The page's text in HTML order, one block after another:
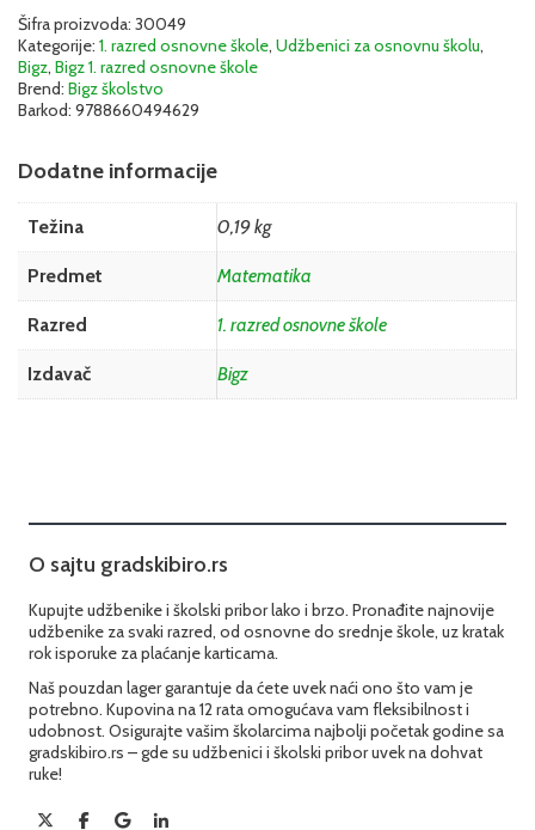
Šifra proizvoda: 30049
Kategorije: 1. razred osnovne škole, Udžbenici za osnovnu školu,
Bigz, Bigz 1. razred osnovne škole
Brend: Bigz školstvo
Barkod: 9788660494629
Dodatne informacije
Težina 0,19 kg
Predmet Matematika
Razred 1. razred osnovne škole
Izdavač Bigz
O sajtu gradskibiro.rs
Kupujte udžbenike i školski pribor lako i brzo. Pronađite najnovije
udžbenike za svaki razred, od osnovne do srednje škole, uz kratak
rok isporuke za plaćanje karticama.
Naš pouzdan lager garantuje da ćete uvek naći ono što vam je
potrebno. Kupovina na 12 rata omogućava vam fleksibilnost i
udobnost. Osigurajte vašim školarcima najbolji početak godine sa
gradskibiro.rs – gde su udžbenici i školski pribor uvek na dohvat
ruke!